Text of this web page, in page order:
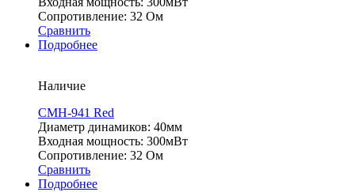
Сопротивление: 32 Ом
Сравнить
Подробнее
Наличие
CMH-941 Red
Диаметр динамиков: 40мм
Входная мощность: 300мВт
Сопротивление: 32 Ом
Сравнить
Подробнее